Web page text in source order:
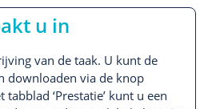
u in
van de taak. U kunt de
downloaden via de knop
tabblad ‘Prestatie’ kunt u een